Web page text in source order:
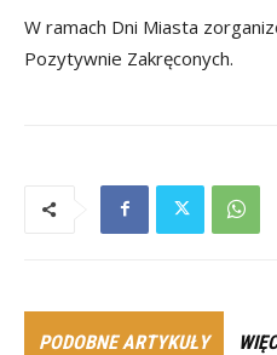
W ramach Dni Miasta
Pozytywnie Zakręconych.
PODOBNE ARTYKUŁY